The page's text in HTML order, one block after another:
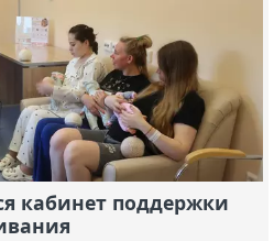
кабинет поддержки